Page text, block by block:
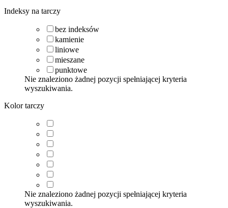
Indeksy na tarczy
bez indeksów
kamienie
liniowe
mieszane
punktowe
Nie znaleziono żadnej pozycji spełniającej kryteria
wyszukiwania.
Kolor tarczy
Nie znaleziono żadnej pozycji spełniającej kryteria
wyszukiwania.